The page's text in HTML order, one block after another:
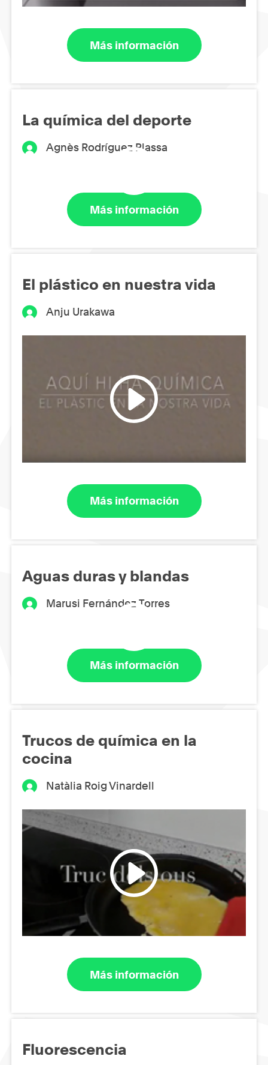
Más información
La química del deporte
Agnès Rodríguez Plassa
Más información
El plástico en nuestra vida
Anju Urakawa
Más información
Aguas duras y blandas
Marusi Fernández Torres
Más información
Trucos de química en la
cocina
Natàlia Roig Vinardell
Más información
Fluorescencia